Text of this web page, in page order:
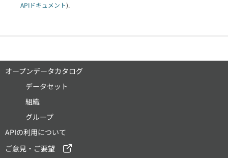
APIドキュメント).
オープンデータカタログ
データセット
組織
グループ
APIの利用について
ご意見・ご要望